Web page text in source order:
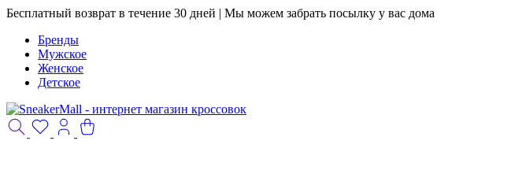
Бесплатный возврат в течение 30 дней | Мы можем забрать посылку у вас дома
Бренды
Мужское
Женское
Детское